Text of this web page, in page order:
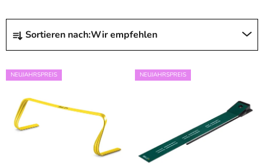
P
o
d
u
Sortieren nach:Wir empfehlen
L
i
e
NEUJAHRSPREIS NEUJAHRSPREIS